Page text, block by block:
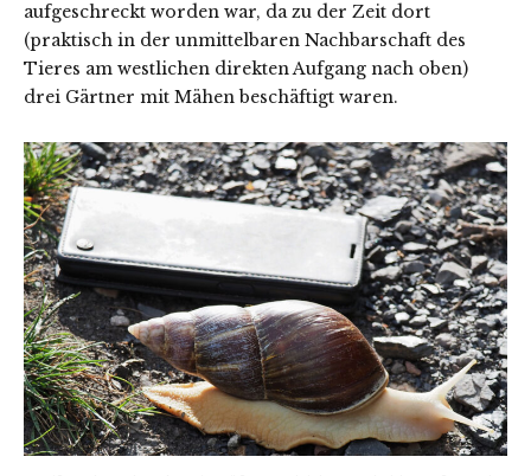
aufgeschreckt worden war, da zu der Zeit dort
(praktisch in der unmittelbaren Nachbarschaft des
Tieres am westlichen direkten Aufgang nach oben)
drei Gärtner mit Mähen beschäftigt waren.